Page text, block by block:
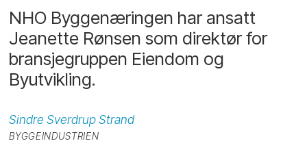
NHO Byggenæringen har ansatt
Jeanette Rønsen som direktør for
bransjegruppen Eiendom og
Byutvikling.
Sindre Sverdrup Strand
BYGGEINDUSTRIEN